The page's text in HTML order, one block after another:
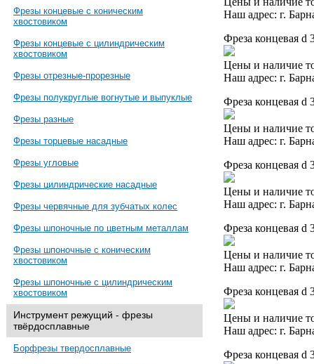
Фрезы концевые с коническим
хвостовиком
Фрезы концевые с цилиндрическим
хвостовиком
Фрезы отрезные-прорезные
Фрезы полукруглые вогнутые и выпуклые
Фрезы разные
Фрезы торцевые насадные
Фрезы угловые
Фрезы цилиндрические насадные
Фрезы червячные для зубчатых колес
Фрезы шпоночные по цветным металлам
Фрезы шпоночные с коническим
хвостовиком
Фрезы шпоночные с цилиндрическим
хвостовиком
Инструмент режущий - фрезы
твёрдосплавные
Борфрезы твердосплавные
Наш адрес: г.
Фреза концевая
Цены и наличие
Наш адрес: г.
Фреза концевая
Цены и наличие
Наш адрес: г.
Фреза концевая
Цены и наличие
Наш адрес: г.
Фреза концевая
Цены и наличие
Наш адрес: г.
Фреза концевая
Цены и наличие
Наш адрес: г.
Фреза концевая